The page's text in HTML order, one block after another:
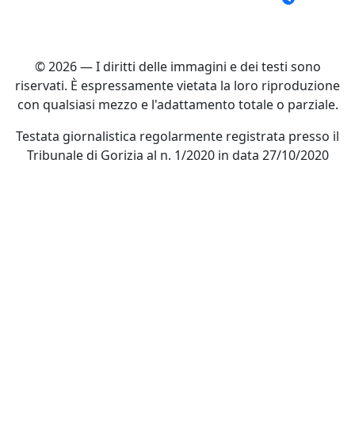
© 2026 — I diritti delle immagini e dei testi sono
riservati. È espressamente vietata la loro riproduzione
con qualsiasi mezzo e l'adattamento totale o parziale.
Testata giornalistica regolarmente registrata presso il
Tribunale di Gorizia al n. 1/2020 in data 27/10/2020